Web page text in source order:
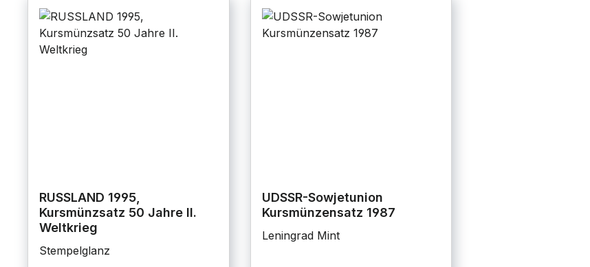
RUSSLAND 1995,
Kursmünzsatz 50 Jahre II.
Weltkrieg
Stempelglanz
UDSSR-Sowjetunion
Kursmünzensatz 1987
Leningrad Mint